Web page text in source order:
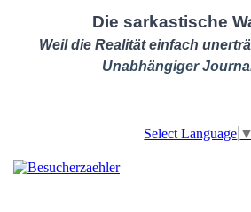
Die sarkastische
Weil die Realität einfach
Unabhängiger
Select Language ▼